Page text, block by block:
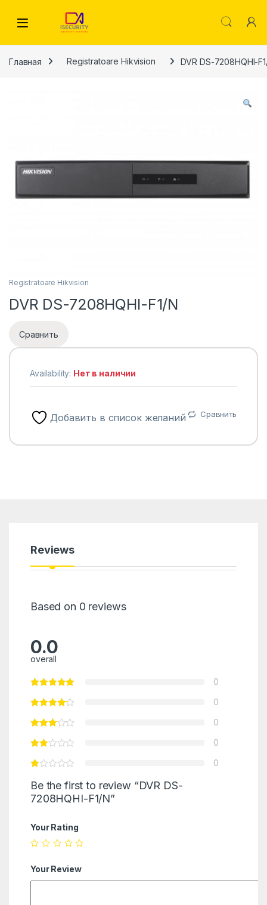
Главная Registratoare Hikvision DVR DS-7208HQHI-
Registratoare Hikvision
DVR DS-7208HQHI-F1/N
Сравнить
Availability: Нет в наличии
Добавить в список желаний Сравнить
Reviews
Based on 0 reviews
0.0
overall
0
0
0
0
0
Be the first to review “DVR DS-
7208HQHI-F1/N”
Your Rating
Your Review